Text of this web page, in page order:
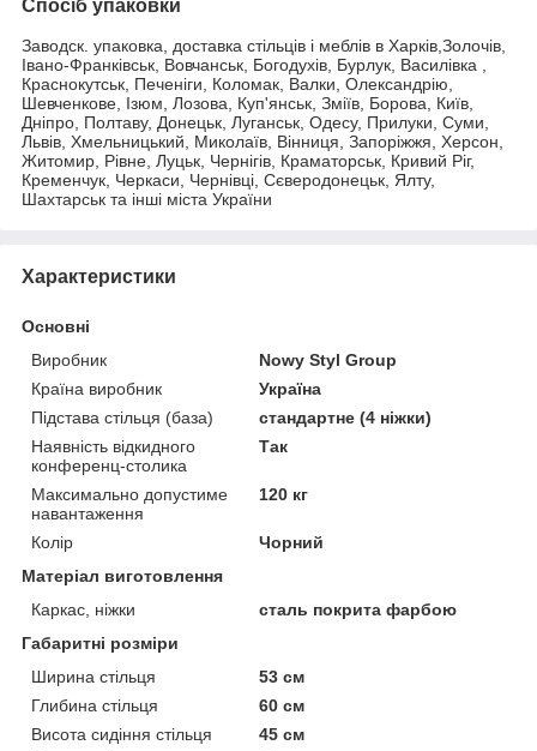
Спосіб упаковки
Заводск. упаковка, доставка стільців і меблів в Харків,Золочів,
Івано-Франківськ, Вовчанськ, Богодухів, Бурлук, Василівка ,
Краснокутськ, Печеніги, Коломак, Валки, Олександрію,
Шевченкове, Ізюм, Лозова, Куп'янськ, Зміїв, Борова, Київ,
Дніпро, Полтаву, Донецьк, Луганськ, Одесу, Прилуки, Суми,
Львів, Хмельницький, Миколаїв, Вінниця, Запоріжжя, Херсон,
Житомир, Рівне, Луцьк, Чернігів, Краматорськ, Кривий Ріг,
Кременчук, Черкаси, Чернівці, Сєверодонецьк, Ялту,
Шахтарськ та інші міста України
Характеристики
Основні
Виробник
Nowy Styl Group
Країна виробник
Україна
Підстава стільця (база)
стандартне (4 ніжки)
Наявність відкидного
конференц-столика
Так
Максимально допустиме
навантаження
120 кг
Колір
Чорний
Матеріал виготовлення
Каркас, ніжки
сталь покрита фарбою
Габаритні розміри
Ширина стільця
53 см
Глибина стільця
60 см
Висота сидіння стільця
45 см